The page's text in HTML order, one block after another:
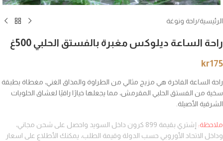
الرئيسية/راحة ونوغة
راحة الساعة ديلوكس مغبرة بالفستق الحلبي 500غ
kr175
راحة الساعة الفاخرة هي مزيج مثالي من الطراوة والمذاق الغني، مغطاة بطبقة
سخية من الفستق الحلبي المقرمش، مما يجعلها خيارًا راقيًا لعشاق الحلويات
الشرقية الأصيلة.
ملاحظة:
إشتري بقيمة 899 كرون داخل السويد واحصل على شحن مجاني،
وداخل الاتحاد الأوروبي حسب الدولة وقيمة الطلب، يمكنك الأطلاع على اسعار